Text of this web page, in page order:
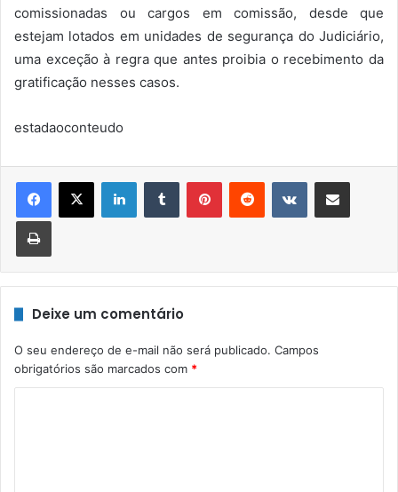
comissionadas ou cargos em comissão, desde que
estejam lotados em unidades de segurança do Judiciário,
uma exceção à regra que antes proibia o recebimento da
gratificação nesses casos.
estadaoconteudo
LinkedinTumblr PinterestReddit VK Compartilhar via e-mail
Imprimir
Deixe um comentário
O seu endereço de e-mail não será publicado. Campos
obrigatórios são marcados com *